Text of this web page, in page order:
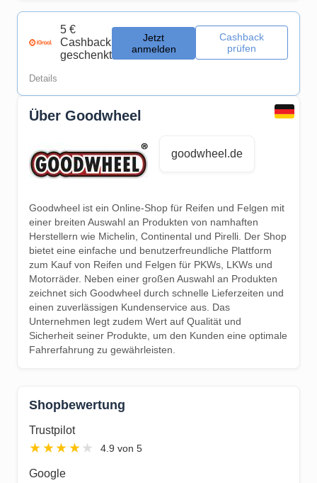
5 €
Cashback
geschenkt
Jetzt
anmelden
Cashback
prüfen
Details
Über Goodwheel
goodwheel.de
Goodwheel ist ein Online-Shop für Reifen und Felgen mit
einer breiten Auswahl an Produkten von namhaften
Herstellern wie Michelin, Continental und Pirelli. Der Shop
bietet eine einfache und benutzerfreundliche Plattform
zum Kauf von Reifen und Felgen für PKWs, LKWs und
Motorräder. Neben einer großen Auswahl an Produkten
zeichnet sich Goodwheel durch schnelle Lieferzeiten und
einen zuverlässigen Kundenservice aus. Das
Unternehmen legt zudem Wert auf Qualität und
Sicherheit seiner Produkte, um den Kunden eine optimale
Fahrerfahrung zu gewährleisten.
Shopbewertung
Trustpilot
★★★★ ★ 4.9 von 5
Google